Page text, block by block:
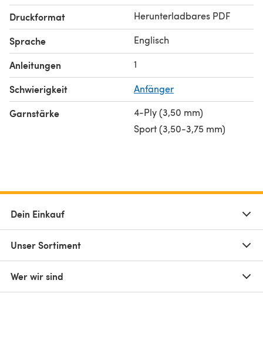
Druckformat Herunterladbares PDF
Sprache Englisch
Anleitungen 1
Schwierigkeit Anfänger
Garnstärke
4-Ply (3,50 mm)
Sport (3,50-3,75 mm)
Dein Einkauf
Unser Sortiment
Wer wir sind